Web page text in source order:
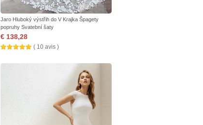
Jaro Hluboký výstřih do V Krajka Špagety
popruhy Svatební šaty
€ 138,28
( 10 avis )